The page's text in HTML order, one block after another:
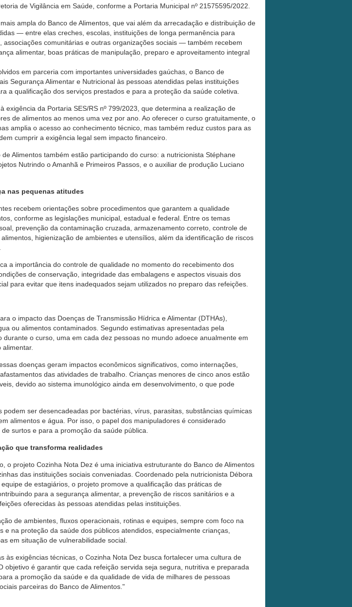
de Vigilância em Saúde, conforme a Portaria Municipal nº 21575595/2022.
ampla do Banco de Alimentos, que vai além da arrecadação e distribuição de
— entre elas creches, escolas, instituições de longa permanência para
associações comunitárias e outras organizações sociais — também recebem
alimentar, boas práticas de manipulação, preparo e aproveitamento integral
em parceria com importantes universidades gaúchas, o Banco de
Segurança Alimentar e Nutricional às pessoas atendidas pelas instituições
a qualificação dos serviços prestados e para a proteção da saúde coletiva.
exigência da Portaria SES/RS nº 799/2023, que determina a realização de
de alimentos ao menos uma vez por ano. Ao oferecer o curso gratuitamente, o
amplia o acesso ao conhecimento técnico, mas também reduz custos para as
cumprir a exigência legal sem impacto financeiro.
Alimentos também estão participando do curso: a nutricionista Stéphane
Nutrindo o Amanhã e Primeiros Passos, e o auxiliar de produção Luciano
nas pequenas atitudes
recebem orientações sobre procedimentos que garantem a qualidade
conforme as legislações municipal, estadual e federal. Entre os temas
prevenção da contaminação cruzada, armazenamento correto, controle de
higienização de ambientes e utensílios, além da identificação de riscos
a importância do controle de qualidade no momento do recebimento dos
de conservação, integridade das embalagens e aspectos visuais dos
para evitar que itens inadequados sejam utilizados no preparo das refeições.
o impacto das Doenças de Transmissão Hídrica e Alimentar (DTHAs),
ou alimentos contaminados. Segundo estimativas apresentadas pela
durante o curso, uma em cada dez pessoas no mundo adoece anualmente em
doenças geram impactos econômicos significativos, como internações,
das atividades de trabalho. Crianças menores de cinco anos estão
devido ao sistema imunológico ainda em desenvolvimento, o que pode
podem ser desencadeadas por bactérias, vírus, parasitas, substâncias químicas
alimentos e água. Por isso, o papel dos manipuladores é considerado
surtos e para a promoção da saúde pública.
que transforma realidades
o projeto Cozinha Nota Dez é uma iniciativa estruturante do Banco de Alimentos
das instituições sociais conveniadas. Coordenado pela nutricionista Débora
de estagiários, o projeto promove a qualificação das práticas de
para a segurança alimentar, a prevenção de riscos sanitários e a
oferecidas às pessoas atendidas pelas instituições.
de ambientes, fluxos operacionais, rotinas e equipes, sempre com foco na
e na proteção da saúde dos públicos atendidos, especialmente crianças,
em situação de vulnerabilidade social.
às exigências técnicas, o Cozinha Nota Dez busca fortalecer uma cultura de
objetivo é garantir que cada refeição servida seja segura, nutritiva e preparada
a promoção da saúde e da qualidade de vida de milhares de pessoas
parceiras do Banco de Alimentos."